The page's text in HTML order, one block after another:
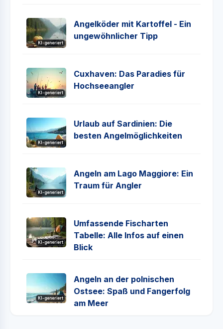
KI-generiert
Angelköder mit Kartoffel - Ein
ungewöhnlicher Tipp
KI-generiert
Cuxhaven: Das Paradies für
Hochseeangler
KI-generiert
Urlaub auf Sardinien: Die
besten Angelmöglichkeiten
KI-generiert
Angeln am Lago Maggiore: Ein
Traum für Angler
KI-generiert
Umfassende Fischarten
Tabelle: Alle Infos auf einen
Blick
KI-generiert
Angeln an der polnischen
Ostsee: Spaß und Fangerfolg
am Meer